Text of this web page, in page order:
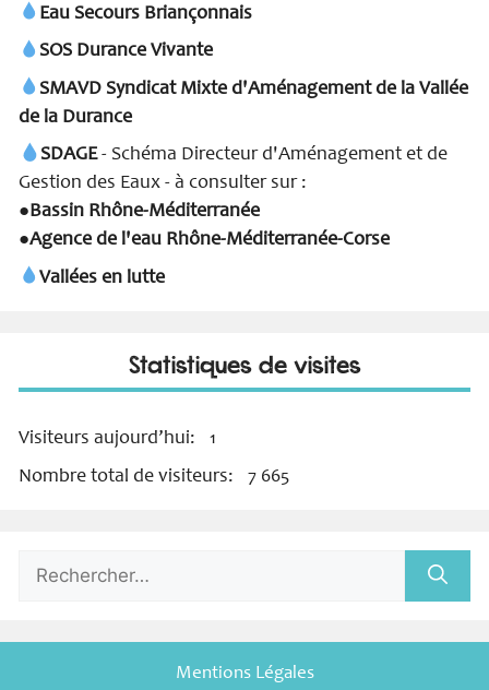
Eau Secours Briançonnais
SOS Durance Vivante
SMAVD Syndicat Mixte d'Aménagement de la Vallée
de la Durance
SDAGE- Schéma Directeur d'Aménagement et de
Gestion des Eaux - à consulter sur :
●Bassin Rhône-Méditerranée
●Agence de l'eau Rhône-Méditerranée-Corse
Vallées en lutte
Statistiques de visites
Visiteurs aujourd’hui: 1
Nombre total de visiteurs: 7 665
Rechercher :
Mentions Légales